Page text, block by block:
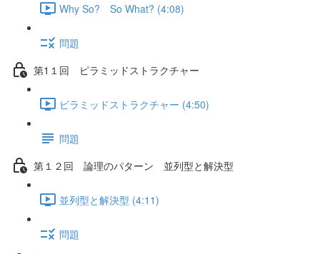
Why So? So What? (4:08)
問題
第1１回 ピラミッドストラクチャー
ピラミッドストラクチャー (4:50)
問題
第１２回 論理のパターン 並列型と解決型
並列型と解決型 (4:11)
問題